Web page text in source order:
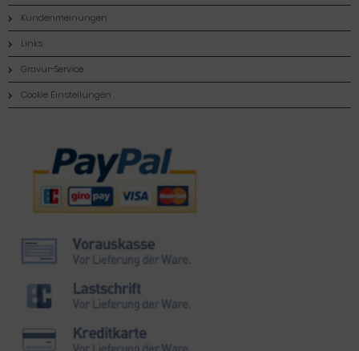
Kundenmeinungen
Links
Gravur-Service
Cookie Einstellungen
Zahlungsmethoden